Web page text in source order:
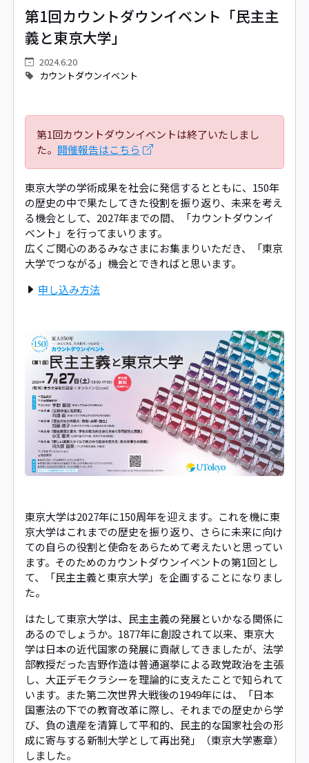
第1回カウントダウンイベント「民主主
義と東京大学」
2024.6.20
カウントダウンイベント
第1回カウントダウンイベントは終了いたしまし
た。 開催報告はこちら
東京大学の学術成果を社会に発信するとともに、150年
の歴史の中で果たしてきた役割を振り返り、未来を考え
る機会として、2027年までの間、「カウントダウンイ
ベント」を行ってまいります。
広くご関心のあるみなさまにお集まりいただき、「東京
大学でつながる」機会とできればと思います。
申し込み方法
東京大学は2027年に150周年を迎えます。これを機に東
京大学はこれまでの歴史を振り返り、さらに未来に向け
ての自らの役割と使命をあらためて考えたいと思ってい
ます。そのためのカウントダウンイベントの第1回とし
て、「民主主義と東京大学」を企画することになりまし
た。
はたして東京大学は、民主主義の発展といかなる関係に
あるのでしょうか。1877年に創設されて以来、東京大
学は日本の近代国家の発展に貢献してきましたが、法学
部教授だった吉野作造は普通選挙による政党政治を主張
し、大正デモクラシーを理論的に支えたことで知られて
います。また第二次世界大戦後の1949年には、「日本
国憲法の下での教育改革に際し、それまでの歴史から学
び、負の遺産を清算して平和的、民主的な国家社会の形
成に寄与する新制大学として再出発」（東京大学憲章）
しました。